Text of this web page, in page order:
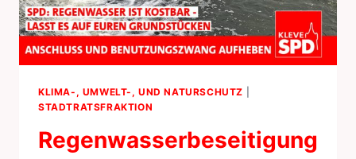
KLIMA-, UMWELT-, UND NATURSCHUTZ
STADTRATSFRAKTION
Regenwasserbeseitigung